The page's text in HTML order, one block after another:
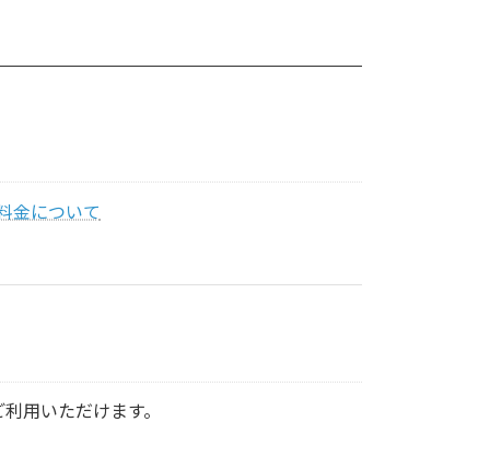
金について
用いただけます。